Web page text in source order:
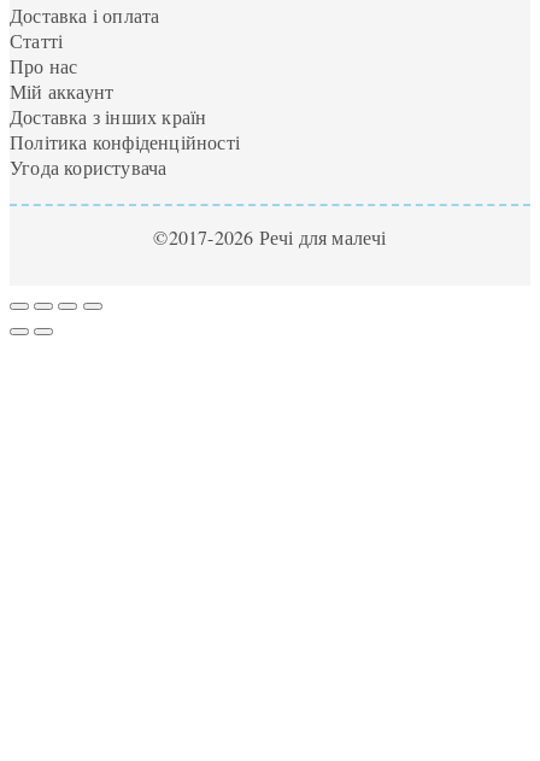
Доставка і оплата
Статті
Про нас
Мій аккаунт
Доставка з інших країн
Політика конфіденційності
Угода користувача
©2017-2026 Речі для малечі